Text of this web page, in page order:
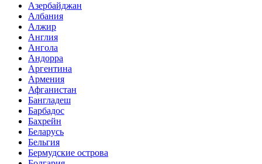
Азербайджан
Албания
Алжир
Англия
Ангола
Андорра
Аргентина
Армения
Афганистан
Бангладеш
Барбадос
Бахрейн
Беларусь
Бельгия
Бермудские острова